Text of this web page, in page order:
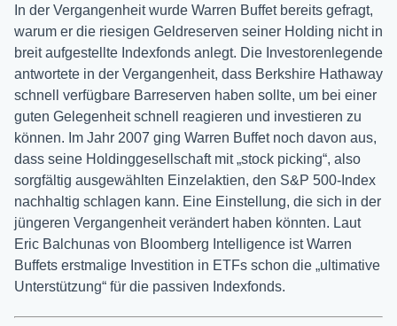
In der Vergangenheit wurde Warren Buffet bereits gefragt,
warum er die riesigen Geldreserven seiner Holding nicht in
breit aufgestellte Indexfonds anlegt. Die Investorenlegende
antwortete in der Vergangenheit, dass Berkshire Hathaway
schnell verfügbare Barreserven haben sollte, um bei einer
guten Gelegenheit schnell reagieren und investieren zu
können. Im Jahr 2007 ging Warren Buffet noch davon aus,
dass seine Holdinggesellschaft mit „stock picking“, also
sorgfältig ausgewählten Einzelaktien, den S&P 500-Index
nachhaltig schlagen kann. Eine Einstellung, die sich in der
jüngeren Vergangenheit verändert haben könnten. Laut
Eric Balchunas von Bloomberg Intelligence ist Warren
Buffets erstmalige Investition in ETFs schon die „ultimative
Unterstützung“ für die passiven Indexfonds.